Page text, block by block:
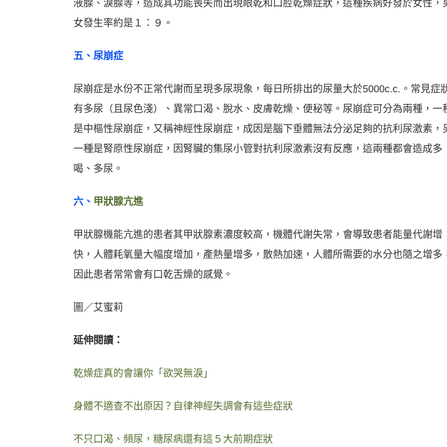
液腺、淚腺等，造成其功能喪失而出現眼乾和口腔乾燥症狀，這種疾病好發於女性，
女發生率約是１：９。
五、尿崩症
尿崩症是水份不正常代謝而呈現多尿現象，每日所排出的尿量大於5000c.c.。常見症
有多尿（且尿色淺）、異常口渴、脫水、皮膚乾燥、便秘等。尿崩症可分為兩種，一
是中樞性尿崩症，又稱神經性尿崩症，成因是腦下垂體無法分泌足夠的抗利尿激素，
一種是腎原性尿崩症，因腎臟的集尿小管對抗利尿激素沒有反應，這兩種都會造成多
喝、多尿。
六、 甲狀腺亢進
甲狀腺機能亢進的患者其甲狀腺素濃度較高，機體代謝失常，會導致患者能量代謝增
快，人體耗氧量大幅度增加，產熱量增多，散熱加速，人體所需要的水分也隨之增多
因此患者常常會有口乾舌燥的感覺。
圖／艾蜜莉
延伸閱讀：
乾燥症真的會讓你「欲哭無淚」
身體不適查不出原因？自律神經失調會有這些症狀
不只口渴、頻尿，糖尿病還有這５大前期症狀